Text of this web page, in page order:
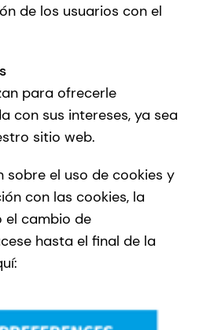
de los usuarios con el
para ofrecerle
con sus intereses, ya sea
sitio web.
sobre el uso de cookies y
con las cookies, la
el cambio de
hasta el final de la